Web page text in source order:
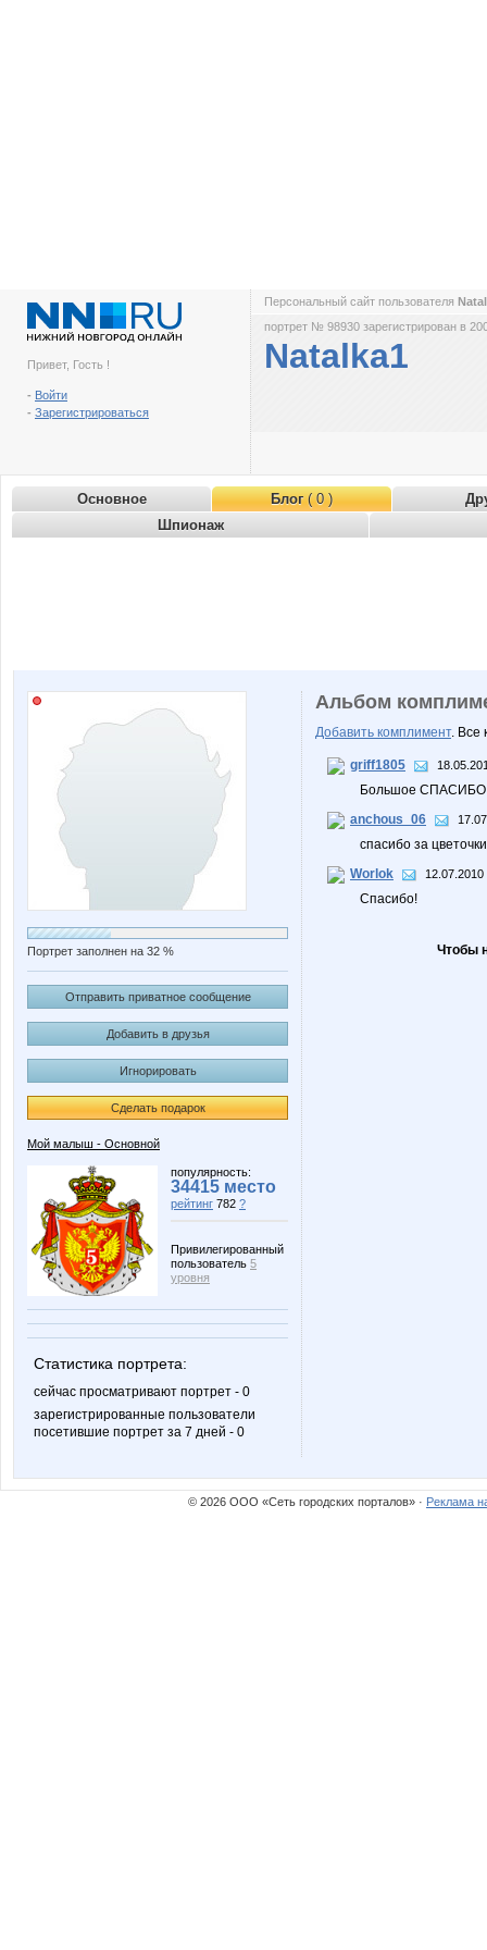
Привет, Гость !
- Войти
- Зарегистрироваться
Персональный сайт пользователя
портрет № 98930 зарегистрирован в
Natalka1
Основное Блог( 0 )
Шпионаж
Портрет заполнен на 32 %
Отправить приватное сообщение
Добавить в друзья
Игнорировать
Сделать подарок
Мой малыш - Основной
популярность:
34415 место
рейтинг 782 ?
Привилегированный
пользователь 5
уровня
Статистика портрета:
сейчас просматривают портрет - 0
зарегистрированные пользователи
посетившие портрет за 7 дней - 0
Альбом
Добавить комплимент. Все
griff1805
Большое СПАСИБО
anchous_06
спасибо за
Worlok
12.07.2010
Спасибо!
Чтобы
© 2026 ООО «Сеть городских порталов» · Реклама